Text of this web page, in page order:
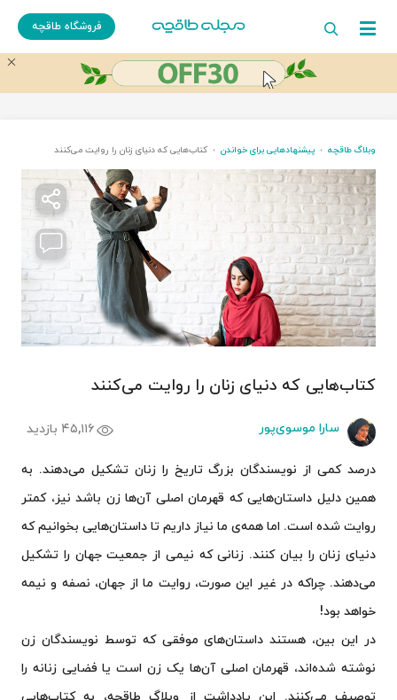
فروشگاه طاقچه
وبلاگ طاقچه پیشنهادهایی برای خواندن کتاب‌هایی که دنیای زنان را روایت می‌کنند
کتاب‌هایی که دنیای زنان را روایت می‌کنند
سارا موسوی‌پور
۴۵,۱۱۶ بازدید
درصد کمی از نویسندگان بزرگ تاریخ را زنان تشکیل می‌دهند. به
همین دلیل داستان‌هایی که قهرمان اصلی آن‌ها زن باشد نیز، کمتر
روایت شده است. اما همه‌ی ما نیاز داریم تا داستان‌هایی بخوانیم که
دنیای زنان را بیان کنند. زنانی که نیمی از جمعیت جهان را تشکیل
می‌دهند. چراکه در غیر این صورت، روایت ما از جهان، نصفه و نیمه
خواهد بود!
در این بین، هستند داستان‌های موفقی که توسط نویسندگان زن
نوشته شده‌اند، قهرمان اصلی آن‌ها یک زن است یا فضایی زنانه را